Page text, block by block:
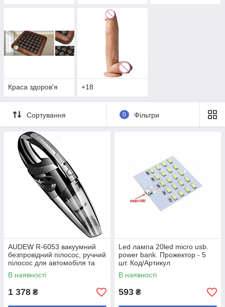
Краса здоров'я +18
Сортування 0 Фільтри
AUDEW R-6053 вакуумний
безпровідний пілосос, ручний
пілосос для автомобіля та
дому 2200 маг 3200кПа Код/
Артикул
В наявності
1 378 ₴
Led лампа 20led micro usb.
power bank. Прожектор - 5
шт. Код/Артикул
В наявності
593 ₴